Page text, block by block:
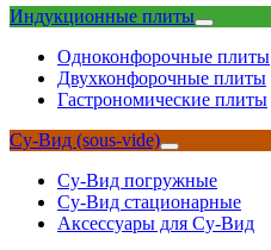
Индукционные плиты
Одноконфорочные плиты
Двухконфорочные плиты
Гастрономические плиты
Су-Вид (sous-vide)
Су-Вид погружные
Су-Вид стационарные
Аксессуары для Су-Вид